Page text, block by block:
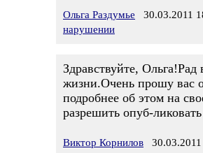
Ольга Раздумье 30.03.2011
нарушении
Здравствуйте,
жизни.Очень прошу вас
подробнее об этом на
разрешить опуб-
Виктор Корнилов 30.03.2011